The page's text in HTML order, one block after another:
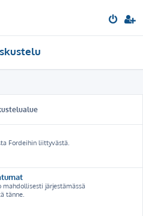
Fordeihin liittyvästä.
järjestämässä
tänne.